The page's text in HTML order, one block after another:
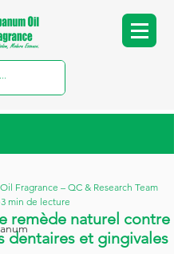
remède naturel contre
dentaires et gingivales
Fragrance – QC & Research Team
3 min de lecture